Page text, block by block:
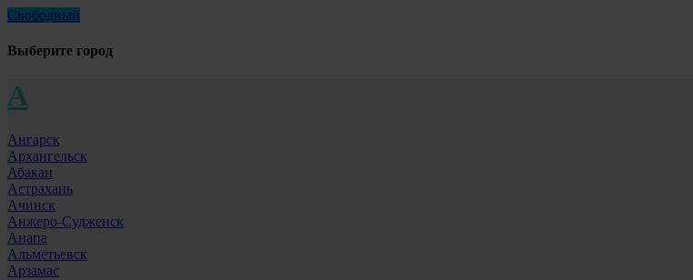
Свободный
Выберите город
А
Ангарск
Архангельск
Абакан
Астрахань
Ачинск
Анжеро-Судженск
Анапа
Альметьевск
Арзамас